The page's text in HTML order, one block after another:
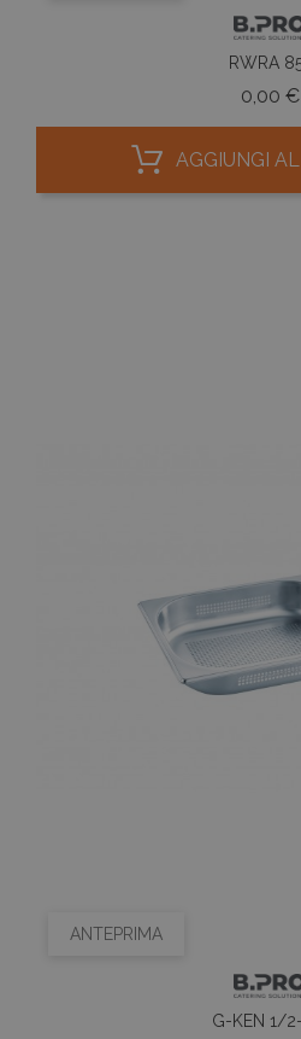
RWRA
0,00 €
AGGIUNGI
ANTEPRIMA
G-KEN 1/